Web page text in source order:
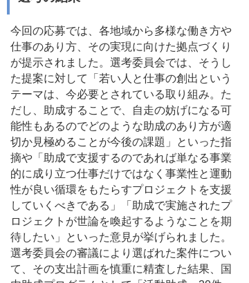
今回の応募では、各地域から多様な働き方や
仕事のあり方、その実現に向けた拠点づくり
が提示されました。選考委員会では、そうし
た提案に対して「若い人と仕事の創出という
テーマは、今必要とされている取り組み。た
だし、助成することで、自走の妨げになる可
能性もあるのでどのような助成のあり方が適
切か見極めることが今後の課題」といった指
摘や「助成で支援するのであれば単なる事業
的に成り立つ仕事だけではなく事業性と運動
性が良い循環をもたらすプロジェクトを支援
していくべきである」「助成で実施されたプ
ロジェクトが世論を喚起するようなことを期
待したい」といった意見が挙げられました。
選考委員会の審議により選ばれた案件につい
て、その支出計画を慎重に精査した結果、国